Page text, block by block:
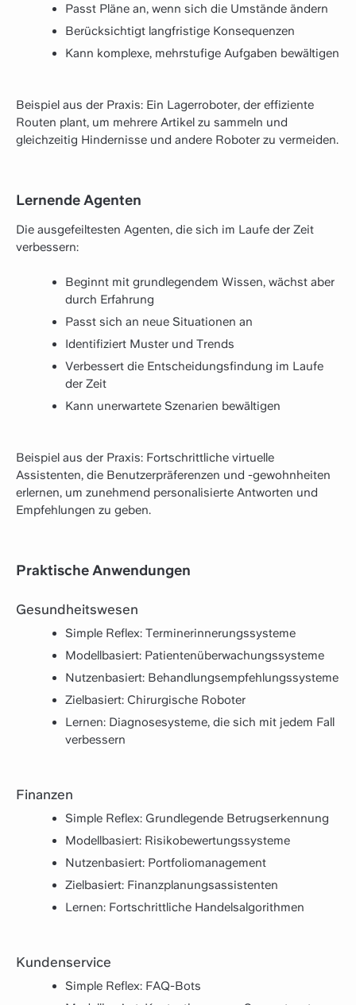
Passt Pläne an, wenn sich die Umstände ändern
Berücksichtigt langfristige Konsequenzen
Kann komplexe, mehrstufige Aufgaben bewältigen
Beispiel aus der Praxis: Ein Lagerroboter, der effiziente
Routen plant, um mehrere Artikel zu sammeln und
gleichzeitig Hindernisse und andere Roboter zu vermeiden.
Lernende Agenten
Die ausgefeiltesten Agenten, die sich im Laufe der Zeit
verbessern:
Beginnt mit grundlegendem Wissen, wächst aber
durch Erfahrung
Passt sich an neue Situationen an
Identifiziert Muster und Trends
Verbessert die Entscheidungsfindung im Laufe
der Zeit
Kann unerwartete Szenarien bewältigen
Beispiel aus der Praxis: Fortschrittliche virtuelle
Assistenten, die Benutzerpräferenzen und -gewohnheiten
erlernen, um zunehmend personalisierte Antworten und
Empfehlungen zu geben.
Praktische Anwendungen
Gesundheitswesen
Simple Reflex: Terminerinnerungssysteme
Modellbasiert: Patientenüberwachungssysteme
Nutzenbasiert: Behandlungsempfehlungssysteme
Zielbasiert: Chirurgische Roboter
Lernen: Diagnosesysteme, die sich mit jedem Fall
verbessern
Finanzen
Simple Reflex: Grundlegende Betrugserkennung
Modellbasiert: Risikobewertungssysteme
Nutzenbasiert: Portfoliomanagement
Zielbasiert: Finanzplanungsassistenten
Lernen: Fortschrittliche Handelsalgorithmen
Kundenservice
Simple Reflex: FAQ-Bots